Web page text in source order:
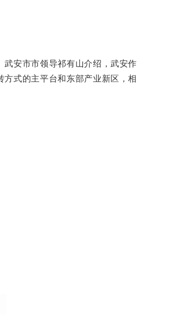
安市市领导祁有山介绍，武安作
式的主平台和东部产业新区，相